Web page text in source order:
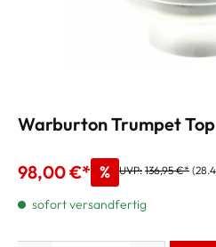
Warburton Trumpet
98,00 €* % UVP: 136,95 €*
sofort versandfertig